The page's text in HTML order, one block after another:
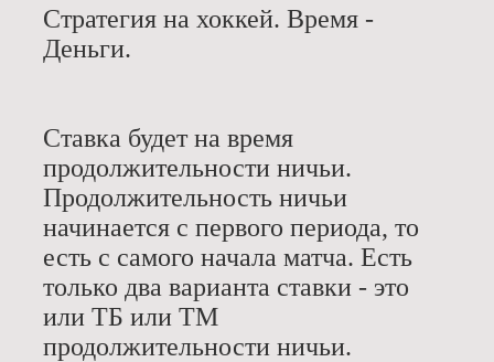
Стратегия на хоккей. Время -
Деньги.
Ставка будет на время
продолжительности ничьи.
Продолжительность ничьи
начинается с первого периода, то
есть с самого начала матча. Есть
только два варианта ставки - это
или ТБ или ТМ
продолжительности ничьи.